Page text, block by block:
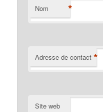
Nom *
Adresse de contact *
Site web